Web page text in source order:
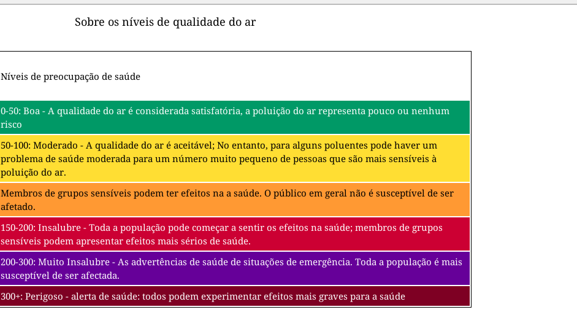
Sobre os níveis de qualidade do ar
Níveis de preocupação de saúde
0-50: Boa - A qualidade do ar é considerada satisfatória, a poluição do ar representa pouco ou nenhum
risco
50-100: Moderado - A qualidade do ar é aceitável; No entanto, para alguns poluentes pode haver um
problema de saúde moderada para um número muito pequeno de pessoas que são mais sensíveis à
poluição do ar.
Membros de grupos sensíveis podem ter efeitos na a saúde. O público em geral não é susceptível de ser
afetado.
150-200: Insalubre - Toda a população pode começar a sentir os efeitos na saúde; membros de grupos
sensíveis podem apresentar efeitos mais sérios de saúde.
200-300: Muito Insalubre - As advertências de saúde de situações de emergência. Toda a população é mais
susceptível de ser afectada.
300+: Perigoso - alerta de saúde: todos podem experimentar efeitos mais graves para a saúde